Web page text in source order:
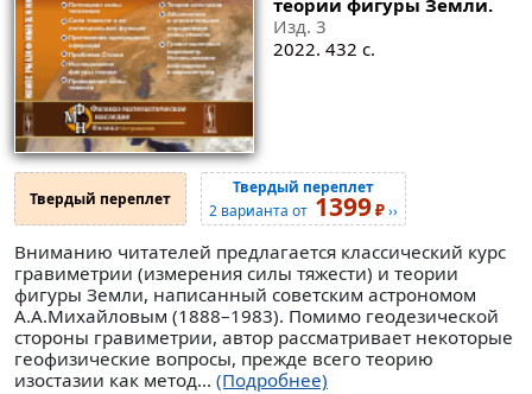
Изд. 3
2022. 432 с.
Твердый переплет
Твердый переплет
2 варианта от 1399₽››
Вниманию читателей предлагается классический курс
гравиметрии (измерения силы тяжести) и теории
фигуры Земли, написанный советским астрономом
А.А.Михайловым (1888–1983). Помимо геодезической
стороны гравиметрии, автор рассматривает некоторые
геофизические вопросы, прежде всего теорию
изостазии как метод... (Подробнее)